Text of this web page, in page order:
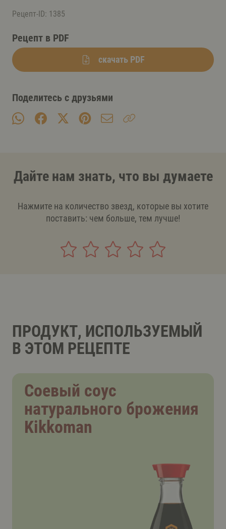
Рецепт-ID: 1385
Рецепт в PDF
скачать PDF
Поделитесь с друзьями
Дайте нам знать, что вы думаете
Нажмите на количество звезд, которые вы хотите
поставить: чем больше, тем лучше!
ПРОДУКТ, ИСПОЛЬЗУЕМЫЙ
В ЭТОМ РЕЦЕПТЕ
Соевый соус
натурального брожения
Kikkoman